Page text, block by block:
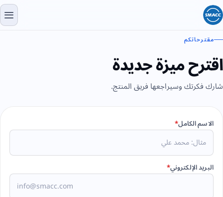
مقترحاتكم
اقترح ميزة جديدة
شارك فكرتك وسيراجعها فريق المنتج.
الاسم الكامل*
البريد الإلكتروني*